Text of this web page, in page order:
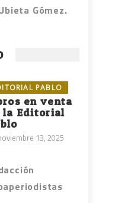
Gómez.
PABLO
en venta
la Editorial
13, 2025